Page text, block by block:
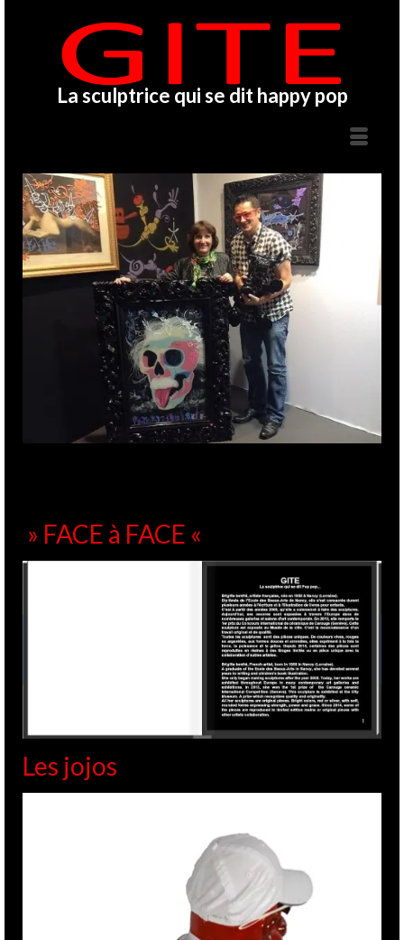
La sculptrice qui se dit happy pop
» FACE à FACE «
Les jojos